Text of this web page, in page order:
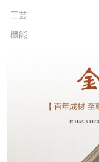
工芸
機能